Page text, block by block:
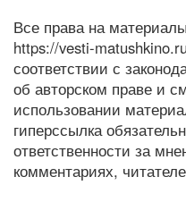
Все права на
https://vesti-
соответствии с
об авторском праве и
использовании
гиперссылка
ответственности за
комментариях,